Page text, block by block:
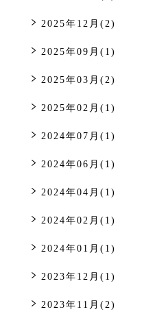
2025年12月(2)
2025年09月(1)
2025年03月(2)
2025年02月(1)
2024年07月(1)
2024年06月(1)
2024年04月(1)
2024年02月(1)
2024年01月(1)
2023年12月(1)
2023年11月(2)